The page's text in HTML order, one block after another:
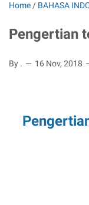
Home / BAHASA
Pengertian
By . 16 Nov, 2018